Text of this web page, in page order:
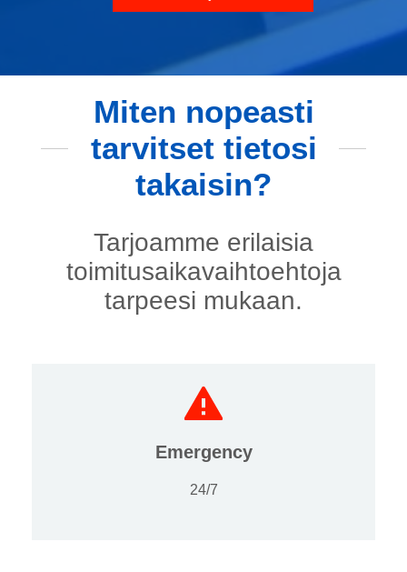
Miten nopeasti
tarvitset tietosi
takaisin?
Tarjoamme erilaisia
toimitusaikavaihtoehtoja
tarpeesi mukaan.
Emergency
24/7